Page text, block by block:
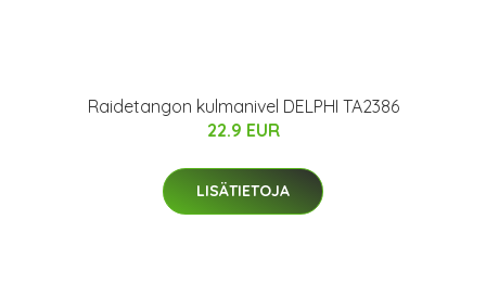
Raidetangon kulmanivel DELPHI TA2386
22.9 EUR
LISÄTIETOJA